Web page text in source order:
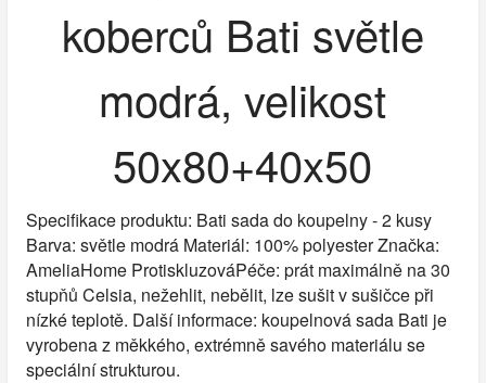
koberců Bati světle
modrá, velikost
50x80+40x50
Specifikace produktu: Bati sada do koupelny - 2 kusy
Barva: světle modrá Materiál: 100% polyester Značka:
AmeliaHome ProtiskluzováPéče: prát maximálně na 30
stupňů Celsia, nežehlit, nebělit, lze sušit v sušičce při
nízké teplotě. Další informace: koupelnová sada Bati je
vyrobena z měkkého, extrémně savého materiálu se
speciální strukturou.